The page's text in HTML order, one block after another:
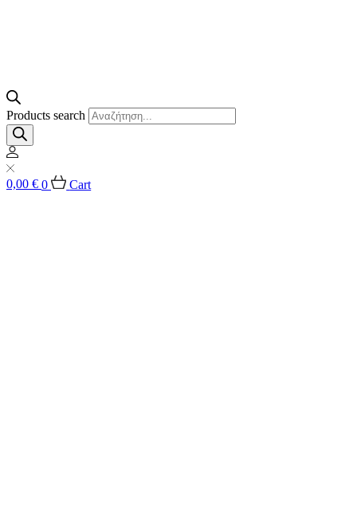
Products search
0,00 € 0 Cart